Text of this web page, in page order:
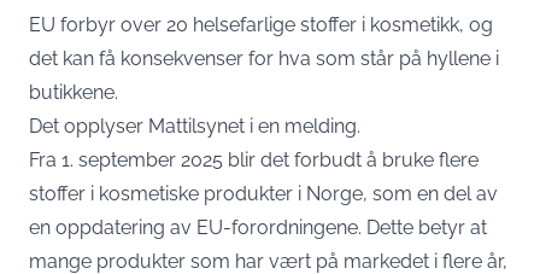
EU forbyr over 20 helsefarlige stoffer i kosmetikk, og
det kan få konsekvenser for hva som står på hyllene i
butikkene.
Det opplyser Mattilsynet i en melding.
Fra 1. september 2025 blir det forbudt å bruke flere
stoffer i kosmetiske produkter i Norge, som en del av
en oppdatering av EU-forordningene. Dette betyr at
mange produkter som har vært på markedet i flere år,